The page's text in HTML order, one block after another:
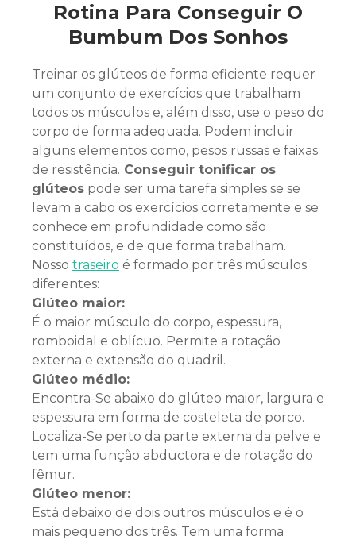
Rotina Para Conseguir O
Bumbum Dos Sonhos
Treinar os glúteos de forma eficiente requer
um conjunto de exercícios que trabalham
todos os músculos e, além disso, use o peso do
corpo de forma adequada. Podem incluir
alguns elementos como, pesos russas e faixas
de resistência. Conseguir tonificar os
glúteos pode ser uma tarefa simples se se
levam a cabo os exercícios corretamente e se
conhece em profundidade como são
constituídos, e de que forma trabalham.
Nosso traseiro é formado por três músculos
diferentes:
Glúteo maior:
É o maior músculo do corpo, espessura,
romboidal e oblícuo. Permite a rotação
externa e extensão do quadril.
Glúteo médio:
Encontra-Se abaixo do glúteo maior, largura e
espessura em forma de costeleta de porco.
Localiza-Se perto da parte externa da pelve e
tem uma função abductora e de rotação do
fêmur.
Glúteo menor:
Está debaixo de dois outros músculos e é o
mais pequeno dos três. Tem uma forma